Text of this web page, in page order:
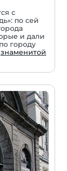
с
по сей
и дали
городу
знаменитой